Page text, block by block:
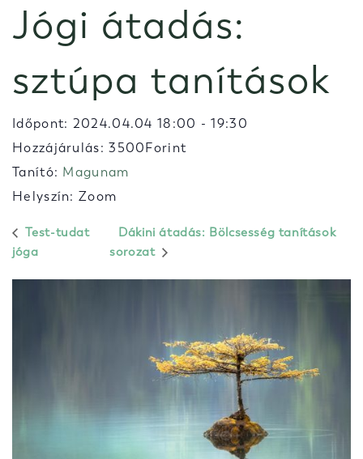
Jógi átadás:
sztúpa tanítások
Időpont: 2024.04.04 18:00 -19:30
Hozzájárulás: 3500Forint
Tanító: Magunam
Helyszín: Zoom
Test-tudat
jóga
Dákini átadás: Bölcsesség tanítások
sorozat